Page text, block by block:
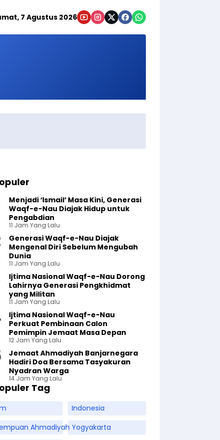
7 Agustus 2026
Menjadi ‘Ismail’ Masa Kini, Generasi
Waqf-e-Nau Diajak Hidup untuk
Pengabdian
11 Jam Yang Lalu
Generasi Waqf-e-Nau Diajak
Mengenal Diri Sebelum Mengubah
Dunia
11 Jam Yang Lalu
Ijtima Nasional Waqf-e-Nau Dorong
Lahirnya Generasi Pengkhidmat
yang Militan
11 Jam Yang Lalu
Ijtima Nasional Waqf-e-Nau
Perkuat Pembinaan Calon
Pemimpin Jemaat Masa Depan
12 Jam Yang Lalu
Jemaat Ahmadiyah Banjarnegara
Hadiri Doa Bersama Tasyakuran
Nyadran Warga
14 Jam Yang Lalu
Tag
Indonesia
Ahmadiyah Yogyakarta